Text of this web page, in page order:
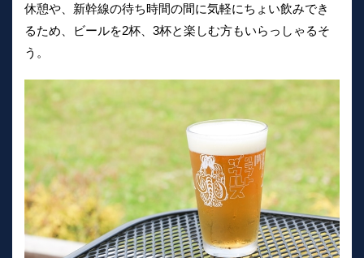
休憩や、新幹線の待ち時間の間に気軽にちょい飲みでき
るため、ビールを2杯、3杯と楽しむ方もいらっしゃるそ
う。